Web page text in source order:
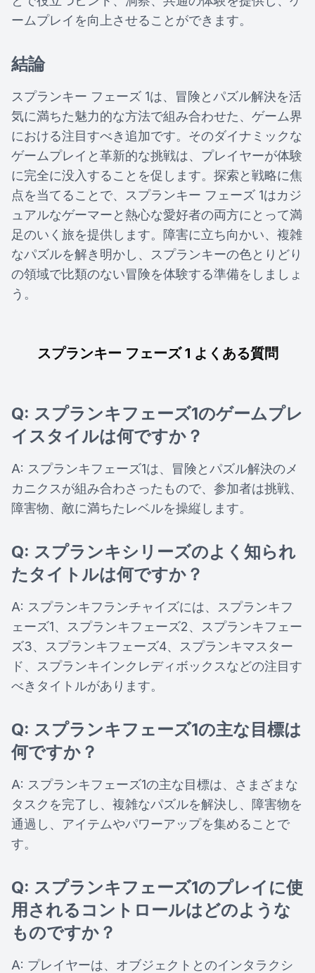
ームプレイを向上させることができます。
結論
スプランキー フェーズ 1は、冒険とパズル解決を活
気に満ちた魅力的な方法で組み合わせた、ゲーム界
における注目すべき追加です。そのダイナミックな
ゲームプレイと革新的な挑戦は、プレイヤーが体験
に完全に没入することを促します。探索と戦略に焦
点を当てることで、スプランキー フェーズ 1はカジ
ュアルなゲーマーと熱心な愛好者の両方にとって満
足のいく旅を提供します。障害に立ち向かい、複雑
なパズルを解き明かし、スプランキーの色とりどり
の領域で比類のない冒険を体験する準備をしましょ
う。
スプランキー フェーズ 1 よくある質問
Q: スプランキフェーズ1のゲームプレ
イスタイルは何ですか？
A: スプランキフェーズ1は、冒険とパズル解決のメ
カニクスが組み合わさったもので、参加者は挑戦、
障害物、敵に満ちたレベルを操縦します。
Q: スプランキシリーズのよく知られ
たタイトルは何ですか？
A: スプランキフランチャイズには、スプランキフ
ェーズ1、スプランキフェーズ2、スプランキフェー
ズ3、スプランキフェーズ4、スプランキマスター
ド、スプランキインクレディボックスなどの注目す
べきタイトルがあります。
Q: スプランキフェーズ1の主な目標は
何ですか？
A: スプランキフェーズ1の主な目標は、さまざまな
タスクを完了し、複雑なパズルを解決し、障害物を
通過し、アイテムやパワーアップを集めることで
す。
Q: スプランキフェーズ1のプレイに使
用されるコントロールはどのような
ものですか？
A: プレイヤーは、オブジェクトとのインタラクシ